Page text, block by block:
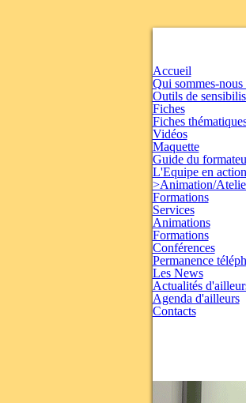
Accueil
Qui sommes-nous
Outils de
Fiches
Fiches
Vidéos
Maquette
Guide du
L'Equipe en action
>Animation/
Formations
Services
Animations
Formations
Conférences
Permanence
Les News
Actualités
Agenda d'ailleurs
Contacts